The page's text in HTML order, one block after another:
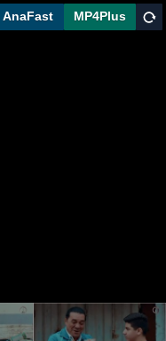
MP4Plus
AnaFast